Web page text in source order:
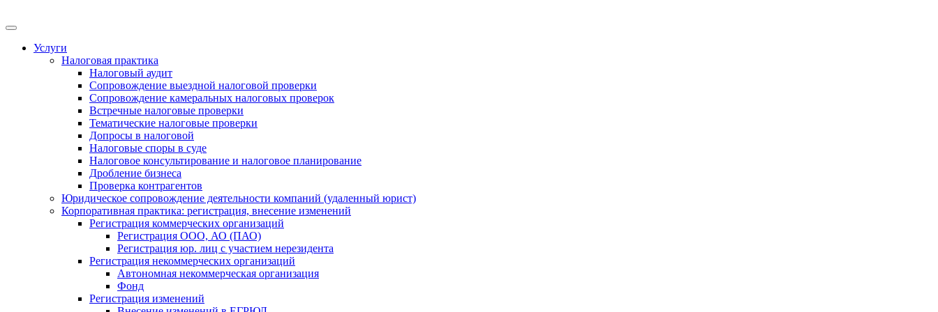
Меню
Услуги
Налоговая практика
Налоговый аудит
Сопровождение выездной налоговой проверки
Сопровождение камеральных налоговых проверок
Встречные налоговые проверки
Тематические налоговые проверки
Допросы в налоговой
Налоговые споры в суде
Налоговое консультирование и налоговое планирование
Дробление бизнеса
Проверка контрагентов
Юридическое сопровождение деятельности компаний (удаленный юрист)
Корпоративная практика: регистрация, внесение изменений
Регистрация коммерческих организаций
Регистрация ООО, АО (ПАО)
Регистрация юр. лиц с участием нерезидента
Регистрация некоммерческих организаций
Автономная некоммерческая организация
Фонд
Регистрация изменений